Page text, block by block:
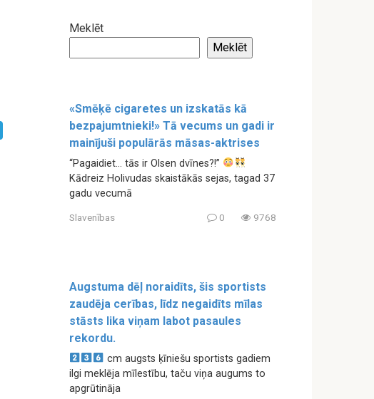
Meklēt
Meklēt
«Smēķē cigaretes un izskatās kā
bezpajumtnieki!» Tā vecums un gadi ir
mainījuši populārās māsas-aktrises
“Pagaidiet… tās ir Olsen dvīnes?!”
Kādreiz Holivudas skaistākās sejas, tagad 37
gadu vecumā
Slavenības 0 9768
Augstuma dēļ noraidīts, šis sportists
zaudēja cerības, līdz negaidīts mīlas
stāsts lika viņam labot pasaules
rekordu.
cm augsts ķīniešu sportists gadiem
ilgi meklēja mīlestību, taču viņa augums to
apgrūtināja